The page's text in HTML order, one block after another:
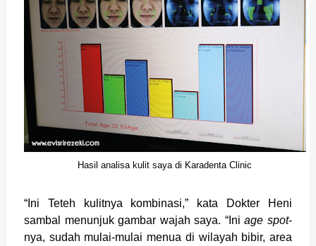
Hasil analisa kulit saya di Karadenta Clinic
“Ini Teteh kulitnya kombinasi,” kata Dokter Heni
sambal menunjuk gambar wajah saya. “Iniage spot-
nya, sudah mulai-mulai menua di wilayah bibir, area